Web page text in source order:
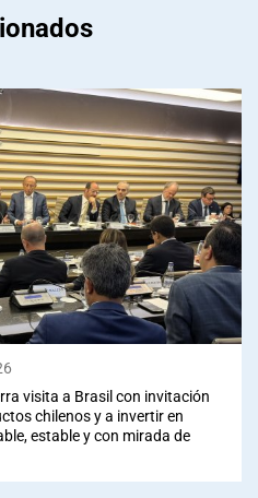
visita a Brasil con invitación
chilenos y a invertir en
estable y con mirada de